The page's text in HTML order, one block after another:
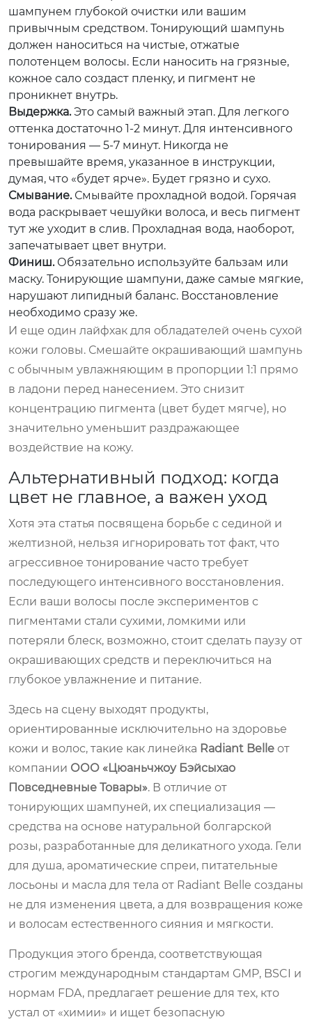
шампунем глубокой очистки или вашим
привычным средством. Тонирующий шампунь
должен наноситься на чистые, отжатые
полотенцем волосы. Если наносить на грязные,
кожное сало создаст пленку, и пигмент не
проникнет внутрь.
Выдержка.Это самый важный этап. Для легкого
оттенка достаточно 1-2 минут. Для интенсивного
тонирования — 5-7 минут. Никогда не
превышайте время, указанное в инструкции,
думая, что «будет ярче». Будет грязно и сухо.
Смывание.Смывайте прохладной водой. Горячая
вода раскрывает чешуйки волоса, и весь пигмент
тут же уходит в слив. Прохладная вода, наоборот,
запечатывает цвет внутри.
Финиш.Обязательно используйте бальзам или
маску. Тонирующие шампуни, даже самые мягкие,
нарушают липидный баланс. Восстановление
необходимо сразу же.
И еще один лайфхак для обладателей очень сухой
кожи головы. Смешайте окрашивающий шампунь
с обычным увлажняющим в пропорции 1:1 прямо
в ладони перед нанесением. Это снизит
концентрацию пигмента (цвет будет мягче), но
значительно уменьшит раздражающее
воздействие на кожу.
Альтернативный подход: когда
цвет не главное, а важен уход
Хотя эта статья посвящена борьбе с сединой и
желтизной, нельзя игнорировать тот факт, что
агрессивное тонирование часто требует
последующего интенсивного восстановления.
Если ваши волосы после экспериментов с
пигментами стали сухими, ломкими или
потеряли блеск, возможно, стоит сделать паузу от
окрашивающих средств и переключиться на
глубокое увлажнение и питание.
Здесь на сцену выходят продукты,
ориентированные исключительно на здоровье
кожи и волос, такие как линейка Radiant Belle от
компании ООО «Цюаньчжоу Бэйсыхао
Повседневные Товары». В отличие от
тонирующих шампуней, их специализация —
средства на основе натуральной болгарской
розы, разработанные для деликатного ухода. Гели
для душа, ароматические спреи, питательные
лосьоны и масла для тела от Radiant Belle созданы
не для изменения цвета, а для возвращения коже
и волосам естественного сияния и мягкости.
Продукция этого бренда, соответствующая
строгим международным стандартам GMP, BSCI и
нормам FDA, предлагает решение для тех, кто
устал от «химии» и ищет безопасную